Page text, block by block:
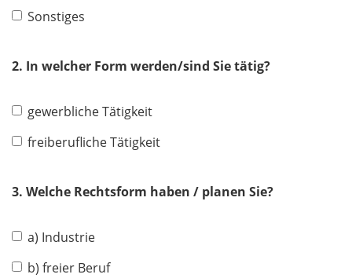
Sonstiges
2. In welcher Form werden/sind Sie tätig?
gewerbliche Tätigkeit
freiberufliche Tätigkeit
3. Welche Rechtsform haben / planen Sie?
a) Industrie
b) freier Beruf